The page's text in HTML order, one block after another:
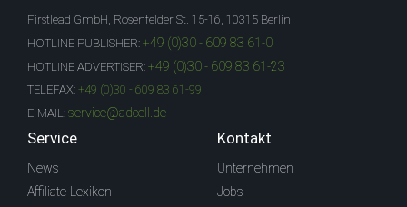
Firstlead GmbH, Rosenfelder St. 15-16, 10315 Berlin
HOTLINE PUBLISHER: +49 (0)30 - 609 83 61-0
HOTLINE ADVERTISER: +49 (0)30 - 609 83 61-23
TELEFAX: +49 (0)30 - 609 83 61-99
E-MAIL: service@adcell.de
Service
News
Affiliate-Lexikon
Kontakt
Unternehmen
Jobs